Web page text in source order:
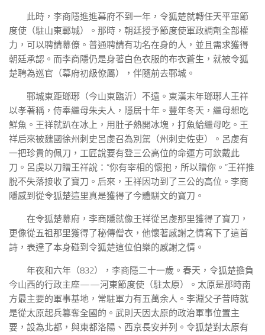
此時，李商隱進進幕府不到一年，令狐楚就轉任天平軍節
度使（駐山東鄆城）。那時，朝廷授予節度使軍政調劑全部權
力，可以聘請幕僚。普通聘請有功名在身的人，並且需求獲得
朝廷承認。而李商隱仍是身著白色衣服的布衣蒼生，就被令狐
楚聘為巡官（幕府初級僚屬），伴隨前去鄆城。
鄆城東距瑯琊（今山東臨沂）不遠。東漢末年瑯琊人王祥
以孝著稱，侍奉繼母朱夫人，隱居十年。豐年冬天，繼母想吃
鮮魚。王祥就趴在冰上，用肚子熱開冰塊，打魚給繼母吃。王
祥后來被魏國徐州刺史呂虔召為別駕（州刺史佐吏）。呂虔有
一把珍貴的佩刀，工匠說要有登三公高位的命運方可欽戴此
刀。呂虔以刀贈王祥說：“你有宰相的懷抱，所以贈你。”王祥推
脫不失落接收了寶刀。后來，王祥因功到了三公的高位。李商
隱感到從令狐楚這里真是獲得了今體駢文的寶刀。
在令狐楚幕府，李商隱就像王祥從呂虔那里獲得了寶刀，
更像從五祖那里獲得了秘傳僧衣，他懷著感謝之情寫下了這首
詩，表達了本身碰到令狐楚這位伯樂的感謝之情。
年夜和六年（832），李商隱二十一歲。春天，令狐楚擔負
今山西的行政主座——河東節度使（駐太原）。太原是那時南
方最主要的軍事基地，常駐軍力有五萬余人。李淵父子昔時就
是從太原起兵篡奪全國的。武則天因太原的政治軍事位置主
要，設為北都，與東都洛陽、西京長安并列。令狐楚對太原有